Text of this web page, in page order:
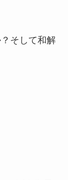
そして和解